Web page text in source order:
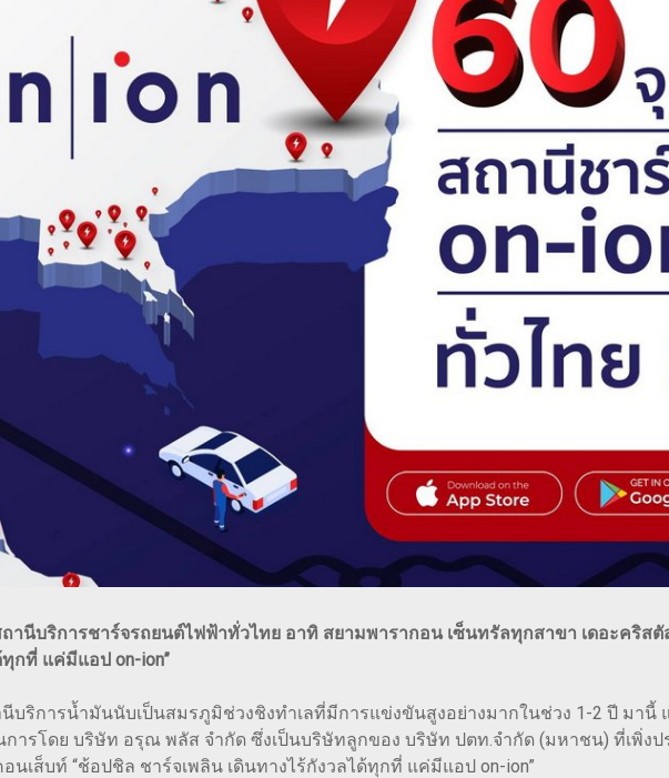
นีบริการชาร์จรถยนต์ไฟฟ้าทั่วไทย อาทิ สยามพารากอน เซ็นทรัลทุกสาขา เดอะคริสตั
กที่ แค่มีแอป on-ion”
ริการน้ำมันนับเป็นสมรภูมิช่วงชิงทำเลที่มีการแข่งขันสูงอย่างมากในช่วง 1-2 ปี มานี้
ารโดย บริษัท อรุณ พลัส จำกัด ซึ่งเป็นบริษัทลูกของ บริษัท ปตท.จำกัด (มหาชน) ที่เพิ่ง
เส็บท์ “ช้อปชิล ชาร์จเพลิน เดินทางไร้กังวลได้ทุกที่ แค่มีแอป on-ion”